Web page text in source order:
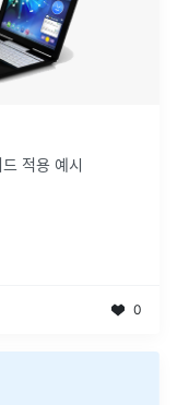
적용 예시
0